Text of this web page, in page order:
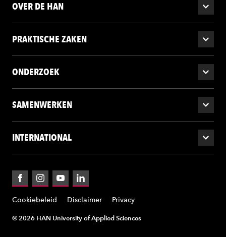
OVER DE HAN
PRAKTISCHE ZAKEN
ONDERZOEK
SAMENWERKEN
INTERNATIONAL
FacebookInstagramYouTubeLinkedIn
Cookiebeleid Disclaimer Privacy
© 2026 HAN University of Applied Sciences